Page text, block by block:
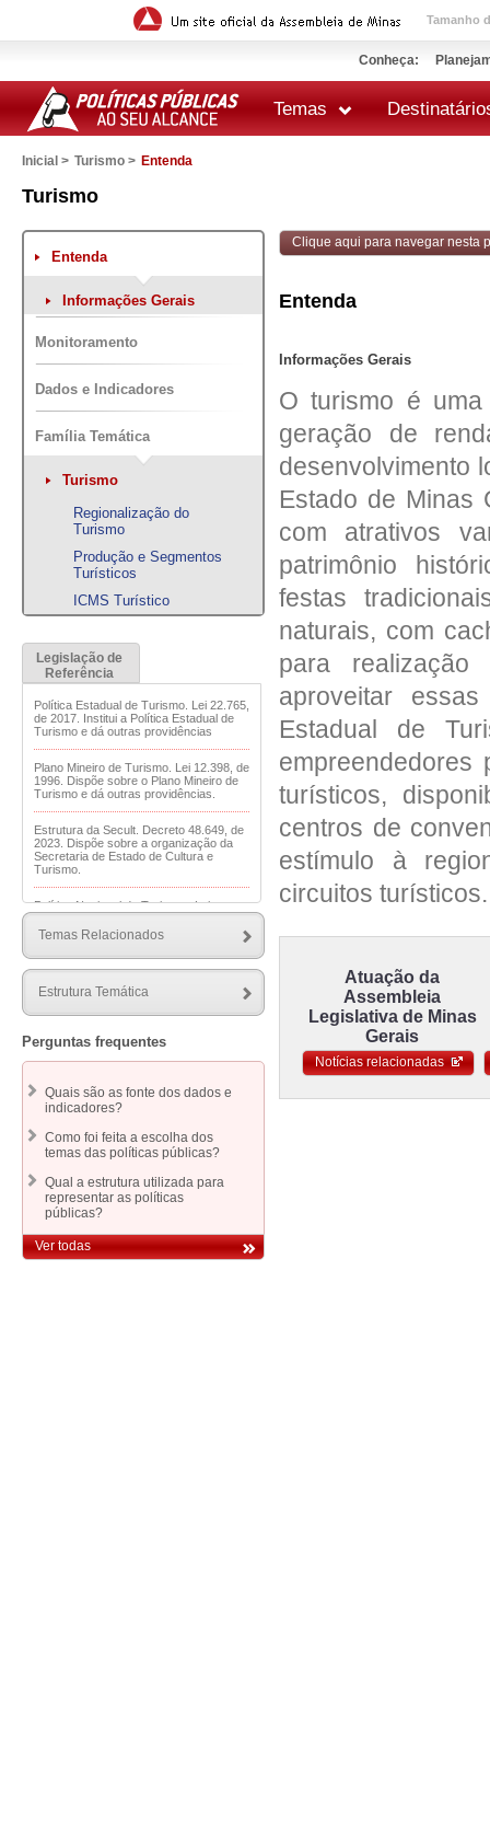
Tamanho
Conheça:
Temas
Inicial > Turismo > Entenda
Turismo
impressão
Entenda
Informações Gerais
Monitoramento
Dados e Indicadores
Família Temática
Turismo
Regionalização do
Turismo
Produção e Segmentos
Turísticos
ICMS Turístico
Legislação de
Referência
Política Estadual de Turismo. Lei 22.765,
de 2017. Institui a Política Estadual de
Turismo e dá outras providências
Plano Mineiro de Turismo. Lei 12.398, de
1996. Dispõe sobre o Plano Mineiro de
Turismo e dá outras providências.
Estrutura da Secult. Decreto 48.649, de
2023. Dispõe sobre a organização da
Secretaria de Estado de Cultura e
Turismo.
Política Nacional de Turismo . Lei
Nacional de Turismo, define as
planejamento, desenvolvimento e
estímulo ao setor turístico; revoga a Lei
no 6.505, de 13 de dezembro de 1977, o
Decreto-Lei no 2.294, de 21 de
Regulamentação da Política Nacional de
Turismo. Lei 7.381, de 2010.
setembro de 2008, que dispõe sobre a
Política Nacional de Turismo, define as
atribuições do Governo Federal no
estímulo ao setor turístico, e dá outras
providências.
Temas Relacionados
Estrutura Temática
Perguntas frequentes
Quais são as fonte dos dados e
indicadores?
Como foi feita a escolha dos
temas das políticas públicas?
Qual a estrutura utilizada para
representar as políticas
públicas?
Ver todas
Clique aqui para navegar nesta
Entenda
Informações Gerais
O turismo é uma
geração de
desenvolvimento
Estado de Minas
com atrativos
patrimônio
festas
naturais, com
para
aproveitar
Estadual de
turísticos,
centros de
estímulo à
circuitos turísticos.
Atuação da
Assembleia
Legislativa de Minas
Gerais
Notícias relacionadas